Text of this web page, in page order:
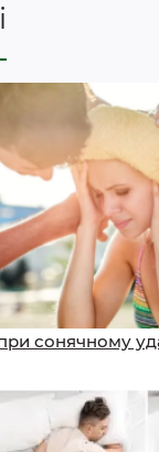
сонячному